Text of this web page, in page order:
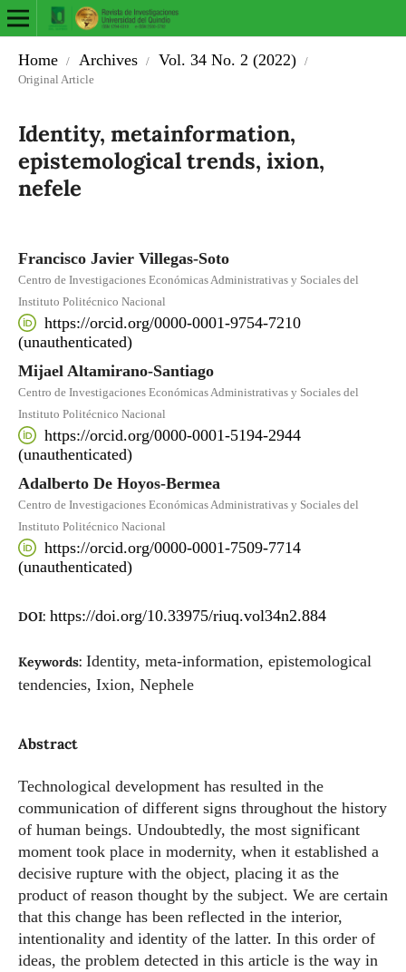
Home / Archives / Vol. 34 No. 2 (2022)
/
Original Article
Identity, metainformation,
epistemological trends, ixion,
nefele
Francisco Javier Villegas-Soto
Centro de Investigaciones Económicas Administrativas y Sociales del
Instituto Politécnico Nacional
https://orcid.org/0000-0001-9754-7210
(unauthenticated)
Mijael Altamirano-Santiago
Centro de Investigaciones Económicas Administrativas y Sociales del
Instituto Politécnico Nacional
https://orcid.org/0000-0001-5194-2944
(unauthenticated)
Adalberto De Hoyos-Bermea
Centro de Investigaciones Económicas Administrativas y Sociales del
Instituto Politécnico Nacional
https://orcid.org/0000-0001-7509-7714
(unauthenticated)
DOI: https://doi.org/10.33975/riuq.vol34n2.884
Keywords: Identity, meta-information, epistemological
tendencies, Ixion, Nephele
Abstract
Technological development has resulted in the
communication of different signs throughout the history
of human beings. Undoubtedly, the most significant
moment took place in modernity, when it established a
decisive rupture with the object, placing it as the
product of reason thought by the subject. We are certain
that this change has been reflected in the interior,
intentionality and identity of the latter. In this order of
ideas, the problem detected in this article is the way in